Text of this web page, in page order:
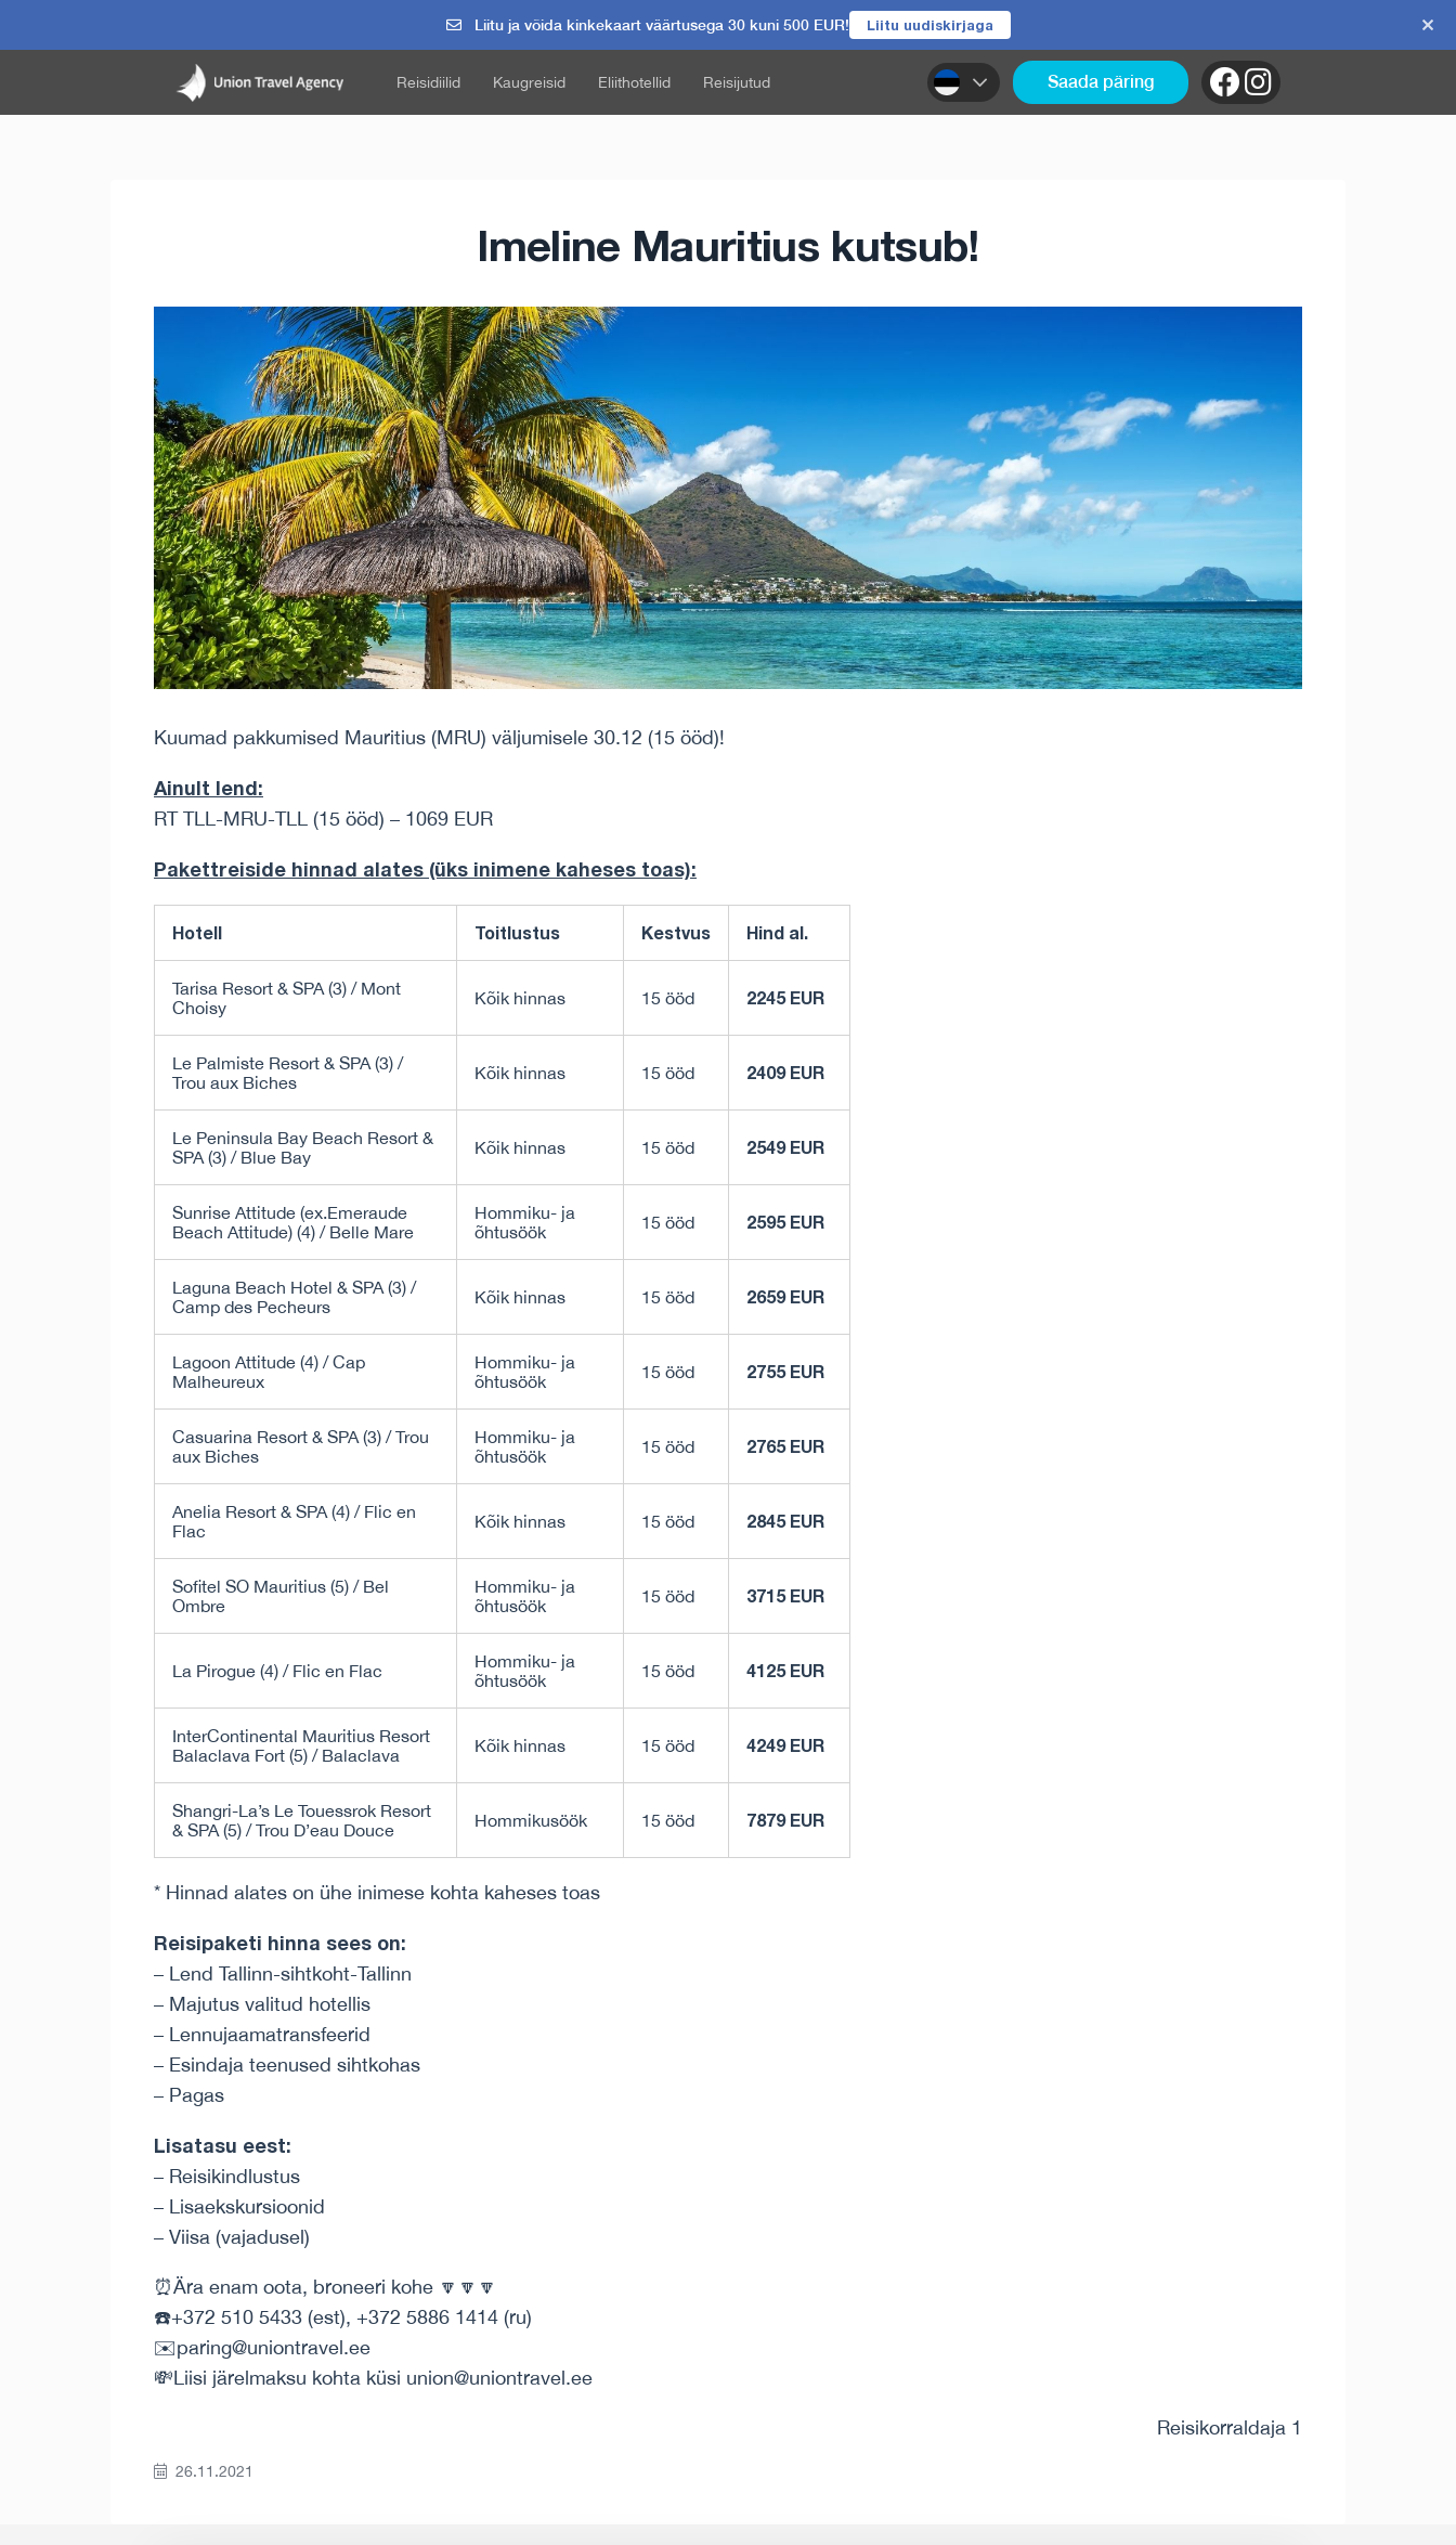
Liitu ja võida kinkekaart väärtusega 30 kuni 500 EUR! Liitu uudiskirjaga
Reisidiilid Kaugreisid Eliithotellid Reisijutud Saada päring
Imeline Mauritius kutsub!
Kuumad pakkumised Mauritius (MRU) väljumisele 30.12 (15 ööd)!
Ainult lend:
RT TLL-MRU-TLL (15 ööd) – 1069 EUR
Pakettreiside hinnad alates (üks inimene kaheses toas):
Hotell Toitlustus Kestvus Hind al.
Tarisa Resort & SPA (3) / Mont
Choisy
Kõik hinnas 15 ööd 2245 EUR
Le Palmiste Resort & SPA (3) /
Trou aux Biches
Kõik hinnas 15 ööd 2409 EUR
Le Peninsula Bay Beach Resort &
SPA (3) / Blue Bay
Kõik hinnas 15 ööd 2549 EUR
Sunrise Attitude (ex.Emeraude
Beach Attitude) (4) / Belle Mare
Hommiku- ja
õhtusöök
15 ööd 2595 EUR
Laguna Beach Hotel & SPA (3) /
Camp des Pecheurs
Kõik hinnas 15 ööd 2659 EUR
Lagoon Attitude (4) / Cap
Malheureux
Hommiku- ja
õhtusöök
15 ööd 2755 EUR
Casuarina Resort & SPA (3) / Trou
aux Biches
Hommiku- ja
õhtusöök
15 ööd 2765 EUR
Anelia Resort & SPA (4) / Flic en
Flac
Kõik hinnas 15 ööd 2845 EUR
Sofitel SO Mauritius (5) / Bel
Ombre
Hommiku- ja
õhtusöök
15 ööd 3715 EUR
La Pirogue (4) / Flic en Flac
Hommiku- ja
õhtusöök
15 ööd 4125 EUR
InterContinental Mauritius Resort
Balaclava Fort (5) / Balaclava
Kõik hinnas 15 ööd 4249 EUR
Shangri-La’s Le Touessrok Resort
& SPA (5) / Trou D’eau Douce
Hommikusöök 15 ööd 7879 EUR
* Hinnad alates on ühe inimese kohta kaheses toas
Reisipaketi hinna sees on:
– Lend Tallinn-sihtkoht-Tallinn
– Majutus valitud hotellis
– Lennujaamatransfeerid
– Esindaja teenused sihtkohas
– Pagas
Lisatasu eest:
– Reisikindlustus
– Lisaekskursioonid
– Viisa (vajadusel)
⏰Ära enam oota, broneeri kohe 🔽🔽🔽
☎️+372 510 5433 (est), +372 5886 1414 (ru)
✉️paring@uniontravel.ee
💸Liisi järelmaksu kohta küsi union@uniontravel.ee
Reisikorraldaja 1
26.11.2021